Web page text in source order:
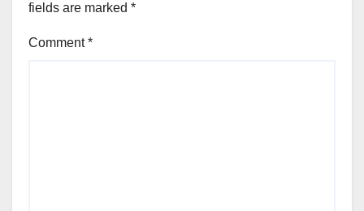
fields are marked *
Comment*